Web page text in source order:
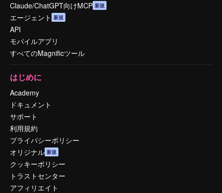
Claude/ChatGPT向けMCP 新規
エージェント 新規
API
モバイルアプリ
すべてのMagnificツール
はじめに
Academy
ドキュメント
サポート
利用規約
プライバシーポリシー
オリジナル 新規
クッキーポリシー
トラストセンター
アフィリエイト